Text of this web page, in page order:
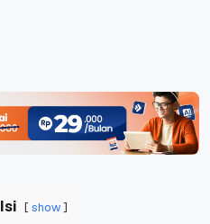
show